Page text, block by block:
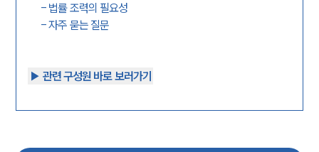
- 법률 조력의 필요성
-자주 묻는 질문
▶︎ 관련 구성원 바로 보러가기